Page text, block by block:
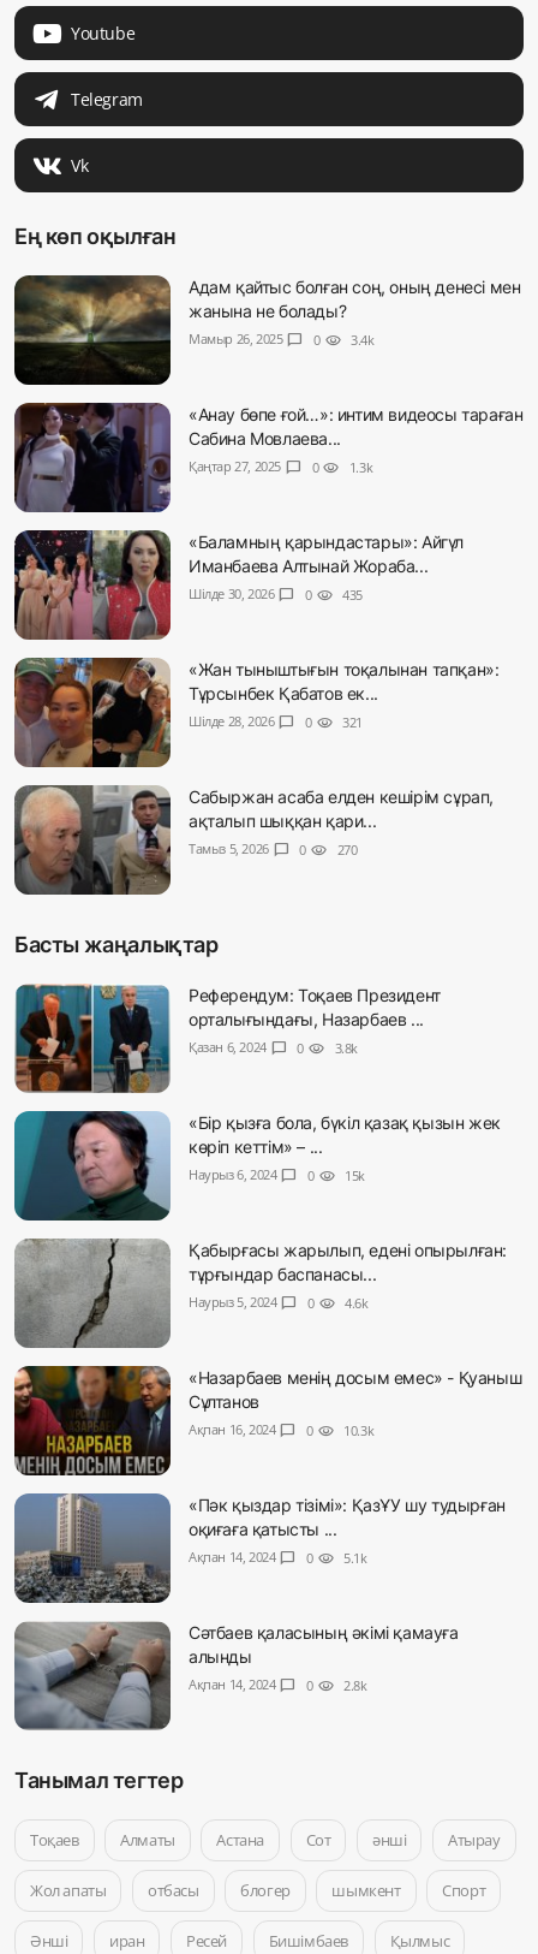
Youtube
Telegram
Vk
Ең көп оқылған
Адам қайтыс болған соң, оның денесі мен
жанына не болады?
Мамыр 26, 2025 chat_bubble 0 visibility 3.4k
«Анау бөпе ғой…»: интим видеосы тараған
Сабина Мовлаева...
Қаңтар 27, 2025 chat_bubble 0 visibility 1.3k
«Баламның қарындастары»: Айгүл
Иманбаева Алтынай Жораба...
Шілде 30, 2026 chat_bubble 0 visibility 435
«Жан тыныштығын тоқалынан тапқан»:
Тұрсынбек Қабатов ек...
Шілде 28, 2026 chat_bubble 0 visibility 321
Сабыржан асаба елден кешірім сұрап,
ақталып шыққан қари...
Тамыз 5, 2026 chat_bubble 0 visibility 270
Басты жаңалықтар
Референдум: Тоқаев Президент
орталығындағы, Назарбаев ...
Қазан 6, 2024 chat_bubble 0 visibility 3.8k
«Бір қызға бола, бүкіл қазақ қызын жек
көріп кеттім» – ...
Наурыз 6, 2024 chat_bubble 0 visibility 15k
Қабырғасы жарылып, едені опырылған:
тұрғындар баспанасы...
Наурыз 5, 2024 chat_bubble 0 visibility 4.6k
«Назарбаев менің досым емес» - Қуаныш
Сұлтанов
Ақпан 16, 2024 chat_bubble 0 visibility 10.3k
«Пәк қыздар тізімі»: ҚазҰУ шу тудырған
оқиғаға қатысты ...
Ақпан 14, 2024 chat_bubble 0 visibility 5.1k
Сәтбаев қаласының әкімі қамауға
алынды
Ақпан 14, 2024 chat_bubble 0 visibility 2.8k
Танымал тегтер
Тоқаев Алматы Астана Сот әнші Атырау
Жол апаты отбасы блогер шымкент Спорт
Әнші иран Ресей Бишімбаев Қылмыс